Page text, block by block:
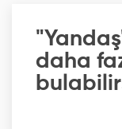
daha